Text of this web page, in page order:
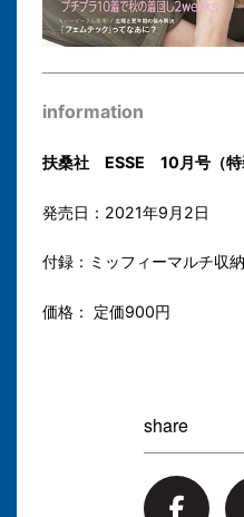
information
扶桑社 ESSE 10月号（特
発売日：2021年9月2日
付録：ミッフィーマルチ収
価格： 定価900円
share